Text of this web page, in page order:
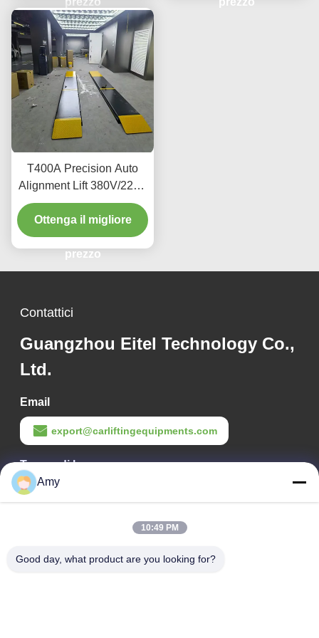
T400A Precision Auto
Alignment Lift 380V/220V
con design a basso
profilo
Ottenga il migliore
prezzo
Contattici
Guangzhou Eitel Technology Co.,
Ltd.
Email
export@carliftingequipments.com
Tempo di lavoro
09:00-18:00
Strada nazionale 106, distretto di Huadu, città di Guangzhou
Amy
10:49 PM
Good day, what product are you looking for?